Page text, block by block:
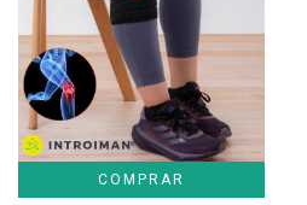
COMPRAR